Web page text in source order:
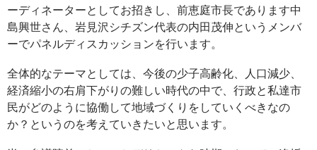
ーディネーターとしてお招きし、前恵庭市長であります中
島興世さん、岩見沢シチズン代表の内田茂伸というメンバ
ーでパネルディスカッションを行います。
全体的なテーマとしては、今後の少子高齢化、人口減少、
経済縮小の右肩下がりの難しい時代の中で、行政と私達市
民がどのように協働して地域づくりをしていくべきなの
か？というのを考えていきたいと思います。